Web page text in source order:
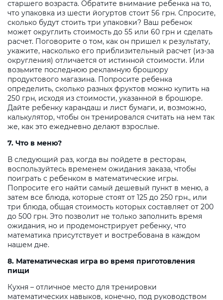
старшего возраста. Обратите внимание ребенка на то,
что упаковка из шести йогуртов стоит 56 грн. Спросите,
сколько будут стоить три упаковки? Ваш ребенок
может округлить стоимость до 55 или 60 грн и сделать
расчет. Поговорите о том, как он пришел к результату,
укажите, насколько его приблизительный расчет (из-за
округления) отличается от истинной стоимости. Или
возьмите последнюю рекламную брошюру
продуктового магазина. Попросите ребенка
определить, сколько разных фруктов можно купить на
250 грн, исходя из стоимости, указанной в брошюре.
Дайте ребенку карандаш и лист бумаги, и, возможно,
калькулятор, чтобы он тренировался считать на нем так
же, как это ежедневно делают взрослые.
7. Что в меню?
В следующий раз, когда вы пойдете в ресторан,
воспользуйтесь временем ожидания заказа, чтобы
поиграть с ребенком в математические игры.
Попросите его найти самый дешевый пункт в меню, а
затем все блюда, которые стоят от 125 до 250 грн., или
три блюда, общая стоимость которых составляет от 200
до 500 грн. Это позволит не только заполнить время
ожидания, но и продемонстрирует ребенку, что
математика присутствует и востребована в каждом
нашем дне.
8. Математическая игра во время приготовления
пищи
Кухня – отличное место для тренировки
математических навыков, конечно, под руководством